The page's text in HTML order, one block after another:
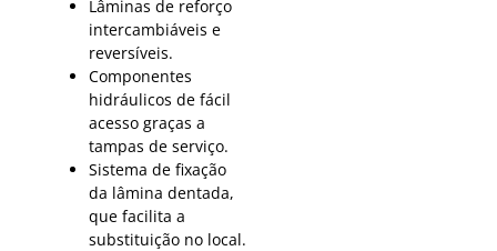
Lâminas de reforço
intercambiáveis e
reversíveis.
Componentes
hidráulicos de fácil
acesso graças a
tampas de serviço.
Sistema de fixação
da lâmina dentada,
que facilita a
substituição no local.